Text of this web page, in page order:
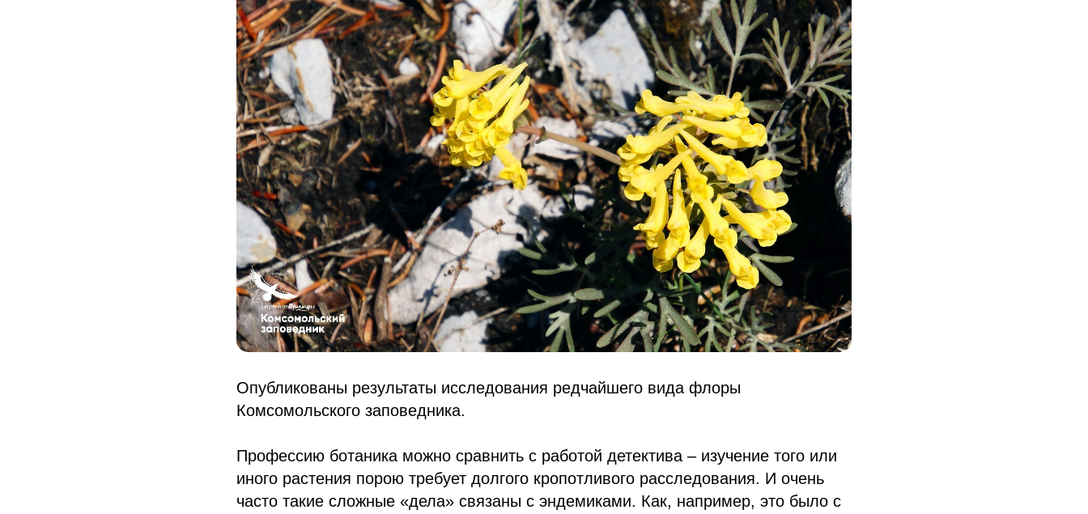
Опубликованы результаты исследования редчайшего вида флоры
Комсомольского заповедника.
Профессию ботаника можно сравнить с работой детектива – изучение того или
иного растения порою требует долгого кропотливого расследования. И очень
часто такие сложные «дела» связаны с эндемиками. Как, например, это было с